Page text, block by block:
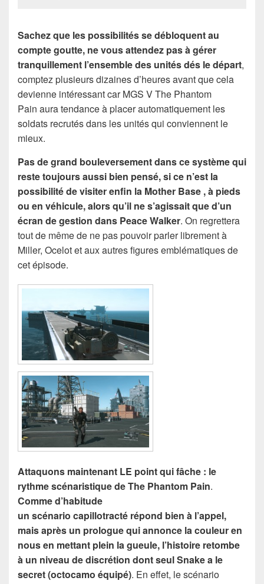
Sachez que les possibilités se débloquent au
compte goutte, ne vous attendez pas à gérer
tranquillement l’ensemble des unités dés le départ,
comptez plusieurs dizaines d’heures avant que cela
devienne intéressant car MGS V The Phantom
Pain aura tendance à placer automatiquement les
soldats recrutés dans les unités qui conviennent le
mieux.
Pas de grand bouleversement dans ce système qui
reste toujours aussi bien pensé, si ce n’est la
possibilité de visiter enfin la Mother Base , à pieds
ou en véhicule, alors qu’il ne s’agissait que d’un
écran de gestion dans Peace Walker. On regrettera
tout de même de ne pas pouvoir parler librement à
Miller, Ocelot et aux autres figures emblématiques de
cet épisode.
Attaquons maintenant LE point qui fâche : le
rythme scénaristique de The Phantom Pain.
Comme d’habitude
un scénario capillotracté répond bien à l’appel,
mais après un prologue qui annonce la couleur en
nous en mettant plein la gueule, l’histoire retombe
à un niveau de discrétion dont seul Snake a le
secret (octocamo équipé). En effet, le scénario